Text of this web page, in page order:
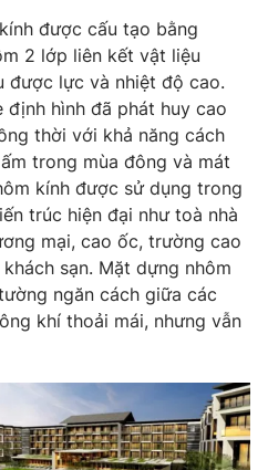
VTV.vn khi phát hành lại
được cấu tạo bằng
2 lớp liên kết vật liệu
được lực và nhiệt độ cao.
hình đã phát huy cao
thời với khả năng cách
trong mùa đông và mát
kính được sử dụng trong
trúc hiện đại như toà nhà
mại, cao ốc, trường cao
sạn. Mặt dựng nhôm
ngăn cách giữa các
khí thoải mái, nhưng vẫn